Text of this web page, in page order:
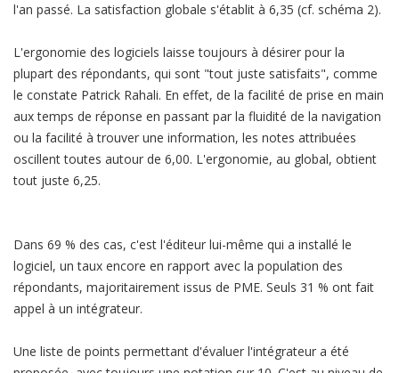
l'an passé. La satisfaction globale s'établit à 6,35 (cf. schéma 2).
L'ergonomie des logiciels laisse toujours à désirer pour la
plupart des répondants, qui sont "tout juste satisfaits", comme
le constate Patrick Rahali. En effet, de la facilité de prise en main
aux temps de réponse en passant par la fluidité de la navigation
ou la facilité à trouver une information, les notes attribuées
oscillent toutes autour de 6,00. L'ergonomie, au global, obtient
tout juste 6,25.
Dans 69 % des cas, c'est l'éditeur lui-même qui a installé le
logiciel, un taux encore en rapport avec la population des
répondants, majoritairement issus de PME. Seuls 31 % ont fait
appel à un intégrateur.
Une liste de points permettant d'évaluer l'intégrateur a été